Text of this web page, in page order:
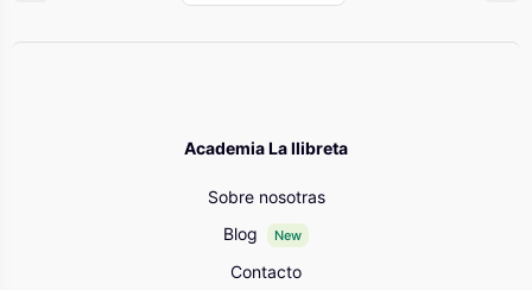
Academia La llibreta
Sobre nosotras
Blog
New
Contacto